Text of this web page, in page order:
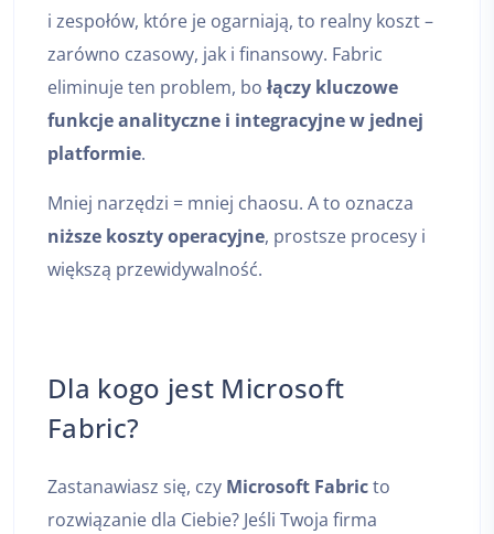
i zespołów, które je ogarniają, to realny koszt –
zarówno czasowy, jak i finansowy. Fabric
eliminuje ten problem, bo łączy kluczowe
funkcje analityczne i integracyjne w jednej
platformie.
Mniej narzędzi = mniej chaosu. A to oznacza
niższe koszty operacyjne, prostsze procesy i
większą przewidywalność.
Dla kogo jest Microsoft
Fabric?
Zastanawiasz się, czy Microsoft Fabricto
rozwiązanie dla Ciebie? Jeśli Twoja firma